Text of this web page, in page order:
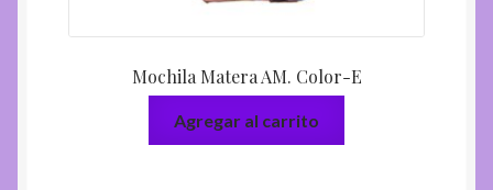
Mochila Matera AM. Color-E
Agregar al carrito